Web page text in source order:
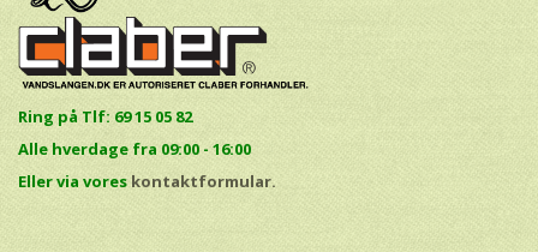
Ring på Tlf: 69 15 05 82
Alle hverdage fra 09:00 - 16:00
Eller via vores kontaktformular.